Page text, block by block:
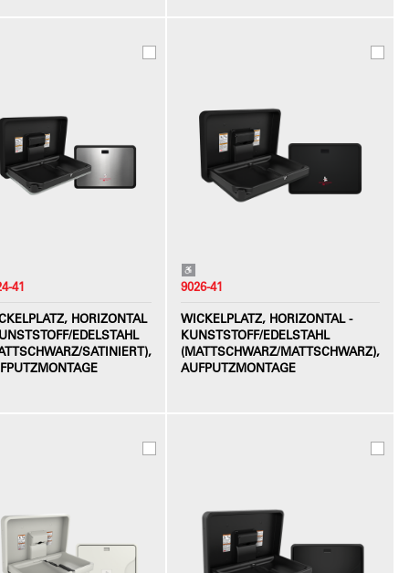
41
HORIZONTAL
EDELSTAHL
SATINIERT),
9026-41
WICKELPLATZ, HORIZONTAL -
KUNSTSTOFF/EDELSTAHL
(MATTSCHWARZ/MATTSCHWARZ),
AUFPUTZMONTAGE